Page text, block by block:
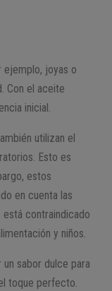
ejemplo, joyas o
Con el aceite
inicial.
utilizan el
Esto es
estos
en cuenta las
contraindicado
y niños.
sabor dulce para
toque perfecto.